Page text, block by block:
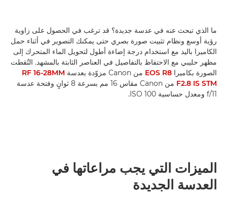
ما الذي تبحث عنه في عدسة جديدة؟ قد ترغب في الحصول على زاوية
رؤية أوسع ونظام تثبيت صورة بصري حتى يمكنك التصوير في أثناء حمل
الكاميرا باليد مع استخدام درجة إضاءة أطول لتحويل الماء المتحرك إلى
مظهر حليبي مع الاحتفاظ بالتفاصيل في العناصر الثابتة بالمشهد. التُقطت
الصورة بكاميرا EOS R8 من Canon مزوّدة بعدسة
RF 16-28MM
F2.8 IS STM
من Canon مقاس 16 مم بسرعة 8 ثوانٍ وفتحة عدسة
f/11 ومعدل حساسية ISO 100.
الميزات التي يجب مراعاتها في
العدسة الجديدة